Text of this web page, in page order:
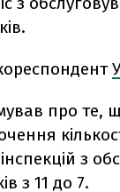
про те,
з
з 11 до 7.